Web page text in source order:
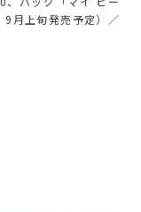
月上旬発売予定）／